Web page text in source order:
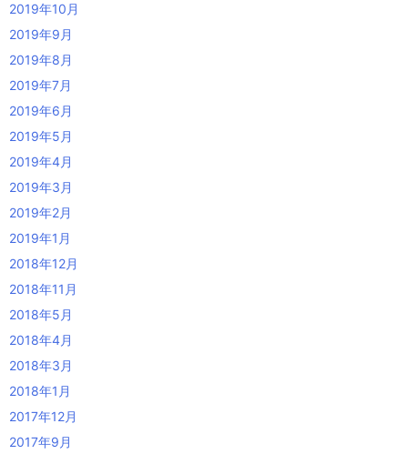
2019年10月
2019年9月
2019年8月
2019年7月
2019年6月
2019年5月
2019年4月
2019年3月
2019年2月
2019年1月
2018年12月
2018年11月
2018年5月
2018年4月
2018年3月
2018年1月
2017年12月
2017年9月